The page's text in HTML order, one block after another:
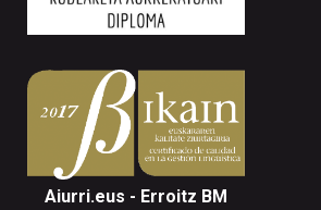
Aiurri.eus - Erroitz BM